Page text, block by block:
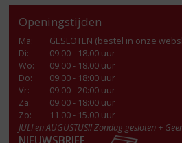
Openingstijden
Ma:
GESLOTEN (bestel in onze
Di:
09.00 - 18.00 uur
Wo:
09.00 - 18.00 uur
Do:
09:00 - 18:00 uur
Vr:
09:00 - 20:00 uur
Za:
09:00 - 18:00 uur
Zo:
11.00 - 15.00 uur
JULI en AUGUSTUS!! Zondag gesloten +